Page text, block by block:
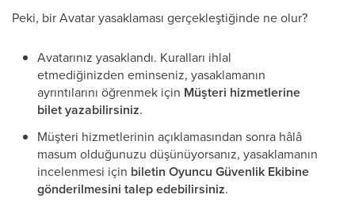
Peki, bir Avatar yasaklaması gerçekleştiğinde ne olur?
Avatarınız yasaklandı. Kuralları ihlal
etmediğinizden eminseniz, yasaklamanın
ayrıntılarını öğrenmek için Müşteri hizmetlerine
bilet yazabilirsiniz.
Müşteri hizmetlerinin açıklamasından sonra hâlâ
masum olduğunuzu düşünüyorsanız, yasaklamanın
incelenmesi için biletin Oyuncu Güvenlik Ekibine
gönderilmesini talep edebilirsiniz.